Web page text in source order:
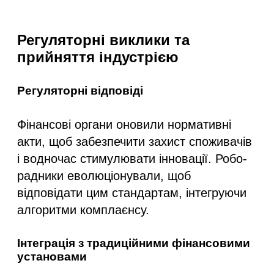
Регуляторні виклики та
прийняття індустрією
Регуляторні відповіді
Фінансові органи оновили нормативні
акти, щоб забезпечити захист споживачів
і водночас стимулювати інновації. Робо-
радники еволюціонували, щоб
відповідати цим стандартам, інтегруючи
алгоритми комплаєнсу.
Інтеграція з традиційними фінансовими
установами